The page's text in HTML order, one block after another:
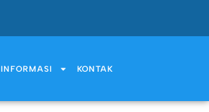
INFORMASI KONTAK